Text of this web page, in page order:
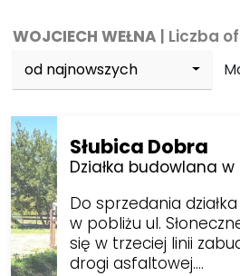
WOJCIECH WEŁNA | Liczba
od najnowszych
Słubica Dobra
Działka budowlana
Do sprzedania
w pobliżu ul.
się w trzeciej linii
drogi asfaltowej.…